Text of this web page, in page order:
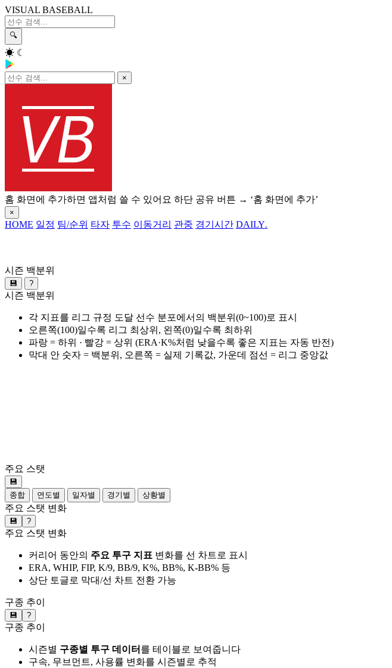
VISUAL BASEBALL
🔍
☀ ☾
×
홈 화면에 추가하면 앱처럼 쓸 수 있어요 하단 공유 버튼 → ‘홈 화면에 추가’
×
HOME 일정 팀/순위 타자 투수 이동거리 관중 경기시간 DAILY.
시즌 백분위
💾 ?
시즌 백분위
각 지표를 리그 규정 도달 선수 분포에서의 백분위(0~100)로 표시
오른쪽(100)일수록 리그 최상위, 왼쪽(0)일수록 최하위
파랑 = 하위 · 빨강 = 상위 (ERA·K%처럼 낮을수록 좋은 지표는 자동 반전)
막대 안 숫자 = 백분위, 오른쪽 = 실제 기록값, 가운데 점선 = 리그 중앙값
주요 스탯
💾
종합
연도별 일자별 경기별 상황별
주요 스탯 변화
💾 ?
주요 스탯 변화
커리어 동안의 주요 투구 지표 변화를 선 차트로 표시
ERA, WHIP, FIP, K/9, BB/9, K%, BB%, K-BB% 등
상단 토글로 막대/선 차트 전환 가능
구종 추이
💾 ?
구종 추이
시즌별 구종별 투구 데이터 를 테이블로 보여줍니다
구속, 무브먼트, 사용률 변화를 시즌별로 추적